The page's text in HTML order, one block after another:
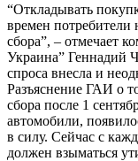
“Откладывать
времен потребители
сбора”, – отмечает
Украина” Геннадий
спроса внесла и
Разъяснение ГАИ о
сбора после 1
автомобили,
в силу. Сейчас с
должен взыматься